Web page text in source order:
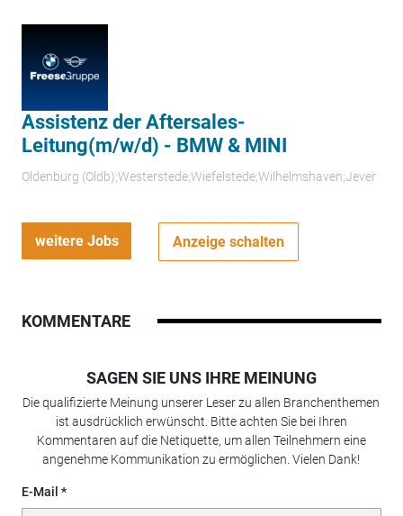
Assistenz der Aftersales-
Leitung(m/w/d) - BMW & MINI
Oldenburg (Oldb);Westerstede;Wiefelstede;Wilhelmshaven;Jever
weitere Jobs Anzeige schalten
KOMMENTARE
SAGEN SIE UNS IHRE MEINUNG
Die qualifizierte Meinung unserer Leser zu allen Branchenthemen
ist ausdrücklich erwünscht. Bitte achten Sie bei Ihren
Kommentaren auf die Netiquette, um allen Teilnehmern eine
angenehme Kommunikation zu ermöglichen. Vielen Dank!
E-Mail